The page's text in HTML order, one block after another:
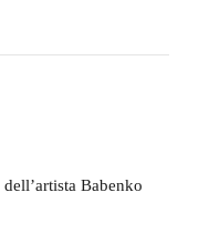
dell’artista Babenko